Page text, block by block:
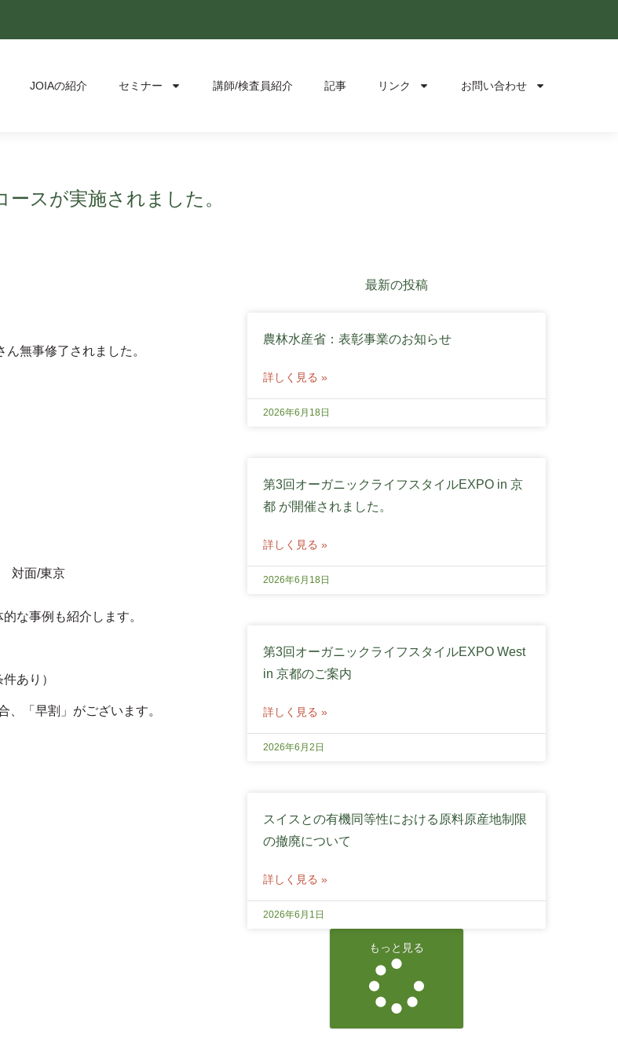
JOIAの紹介 セミナー 講師/検査員紹介 記事 リンク お問い合わせ
スが実施されました。
無事修了されました。
対面/東京
な事例も紹介します。
あり）
、「早割」がございます。
最新の投稿
農林水産省：表彰事業のお知らせ
詳しく見る »
2026年6月18日
第3回オーガニックライフスタイルEXPO in 京
都 が開催されました。
詳しく見る »
2026年6月18日
第3回オーガニックライフスタイルEXPO West
in 京都のご案内
詳しく見る »
2026年6月2日
スイスとの有機同等性における原料原産地制限
の撤廃について
詳しく見る »
2026年6月1日
もっと見る